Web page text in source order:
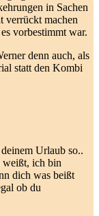
in Sachen
verrückt machen
vorbestimmt war.
denn auch, als
statt den Kombi
Urlaub so..
weißt, ich bin
dich was beißt
ob du